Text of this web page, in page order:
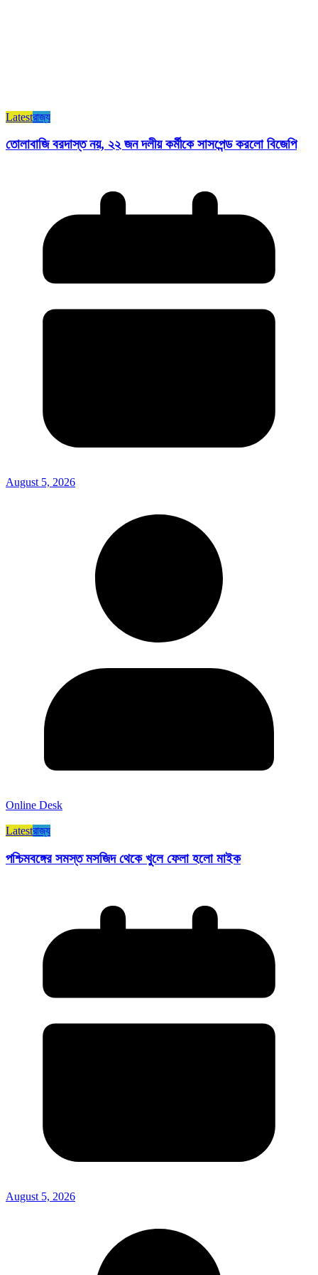
Latestরাজ্য​
তোলাবাজি বরদাস্ত নয়, ২২ জন দলীয় কর্মীকে সাসপেন্ড করলো বিজেপি
August 5, 2026
Online Desk
Latestরাজ্য​
পশ্চিমবঙ্গের সমস্ত মসজিদ থেকে খুলে ফেলা হলো মাইক
August 5, 2026